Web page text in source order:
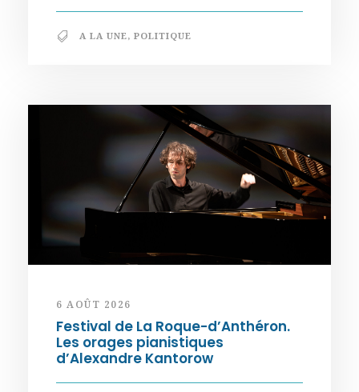
A LA UNE, POLITIQUE
6 AOÛT 2026
Festival de La Roque-d’Anthéron.
Les orages pianistiques
d’Alexandre Kantorow